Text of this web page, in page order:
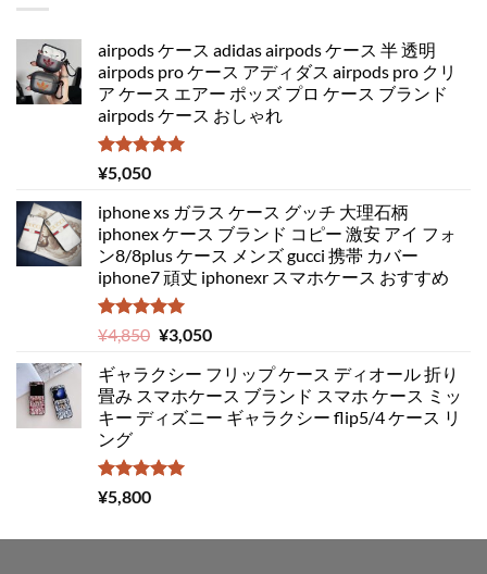
airpods ケース adidas airpods ケース 半 透明
airpods pro ケース アディダス airpods pro クリ
ア ケース エアー ポッズ プロ ケース ブランド
airpods ケース おしゃれ
5段階中
5.00
¥5,050
iphone xs ガラス ケース グッチ 大理石柄
iphonex ケース ブランド コピー 激安 アイ フォ
ン8/8plus ケース メンズ gucci 携帯 カバー
iphone7 頑丈 iphonexr スマホケース おすすめ
5段階中
5.00
の評価
¥4,850 元
価
格
は
で
¥3,050現
の
価
格
ギャラクシー フリップ ケース ディオール 折り
畳み スマホケース ブランド スマホ ケース ミッ
キー ディズニー ギャラクシー flip5/4 ケース リ
ング
5段階中
5.00
¥5,800